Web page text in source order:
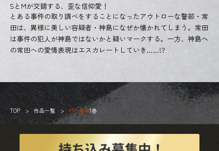
SとMが交錯する、歪な信仰愛！
とある事件の取り調べをすることになったアウトローな警部・常
田は、異様に美しい容疑者・神島になぜか懐かれてしまう。常田
は事件の犯人が神島ではないかと疑いマークする。一方、神島へ
の常田への愛情表現はエスカレートしていき……!?
TOP 作品一覧 Mの教典1巻